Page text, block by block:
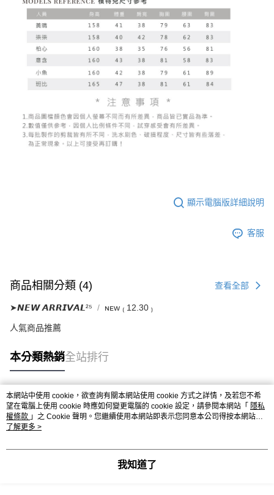
顯示電腦版詳細說明
客服
商品相關分類 (4) 查看全部
➤𝙉𝙀𝙒 𝘼𝙍𝙍𝙄𝙑𝘼𝙇²⁵ ɴᴇᴡ ₍ 12.30 ₎
人氣商品推薦
本分類熱銷全站排行
熱門標籤
本網站中使用 cookie，欲查詢有關本網站使用 cookie 方式之詳情，及若您不希
望在電腦上使用 cookie 時應如何變更電腦的 cookie 設定，請參閱本網站「 隱私
權條款 」之 Cookie 聲明。您繼續使用本網站即表示您同意本公司得按本網站使
用條款之 Cookie 聲明使用 cookie。
了解更多 >
我知道了